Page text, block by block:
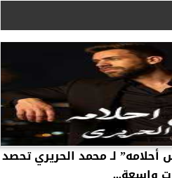
لـ محمد الحريري تحصد